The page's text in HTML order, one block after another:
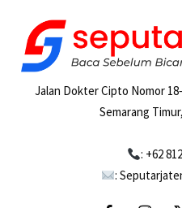
Jalan Dokter Cipto Nomor
Semarang
: +62
: